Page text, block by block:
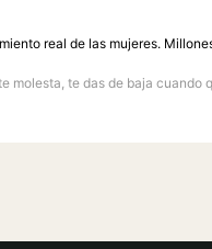
real de las mujeres.
molesta, te das de baja cuando